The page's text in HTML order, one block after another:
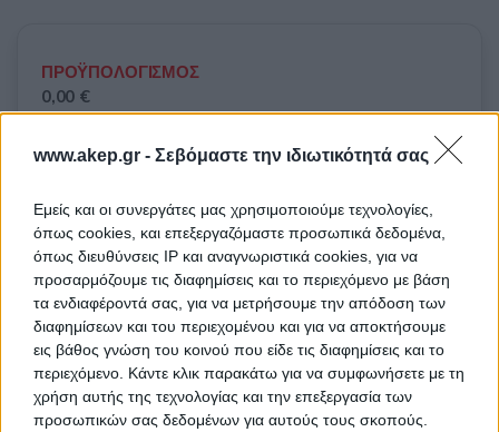
www.akep.gr - Σεβόμαστε την ιδιωτικότητά σας
Εμείς και οι συνεργάτες μας χρησιμοποιούμε τεχνολογίες,
όπως cookies, και επεξεργαζόμαστε προσωπικά δεδομένα,
όπως διευθύνσεις IP και αναγνωριστικά cookies, για να
προσαρμόζουμε τις διαφημίσεις και το περιεχόμενο με βάση
τα ενδιαφέροντά σας, για να μετρήσουμε την απόδοση των
διαφημίσεων και του περιεχομένου και για να αποκτήσουμε
εις βάθος γνώση του κοινού που είδε τις διαφημίσεις και το
περιεχόμενο. Κάντε κλικ παρακάτω για να συμφωνήσετε με τη
χρήση αυτής της τεχνολογίας και την επεξεργασία των
προσωπικών σας δεδομένων για αυτούς τους σκοπούς.
ΠΡΟΫΠΟΛΟΓΙΣΜΟΣ
0,00 €
ΕΓΓΥΗΣΗ ΣΥΜΜΕΤΟΧΗΣ
ΗΜΕΡΟΜΗΝΙΑ ΔΙΕΞΑΓΩΓΗΣ
13/7/2026 12:00:00 πμ
ΩΡΕΣ ΔΙΕΞΑΓΩΓΗΣ
Από:
Έως: 10:00 πμ